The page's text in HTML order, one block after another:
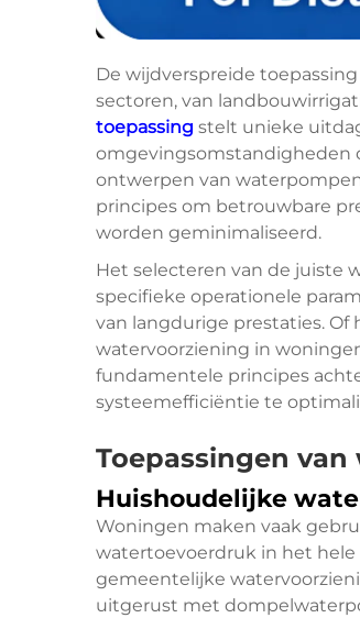
De wijdverspreide
sectoren, van
toepassing stelt unieke
omgevingsomstandigheden
ontwerpen van
principes om betrouwbare
worden geminimaliseerd.
Het selecteren van de juiste
specifieke operationele
van langdurige prestaties.
watervoorziening in
fundamentele principes
systeemefficiëntie te
Toepassingen
Huishoudelijke
Woningen maken vaak
watertoevoerdruk in het hele
gemeentelijke
uitgerust met